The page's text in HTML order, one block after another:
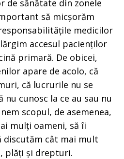
de sănătate din zonele
să micșorăm
medicilor
accesul pacienților
primară. De obicei,
apare de acolo, că
că lucrurile nu se
nu cunosc la ce au sau nu
scopul, de asemenea,
mulți oameni, să îi
discutăm cât mai mult
plăți și drepturi.